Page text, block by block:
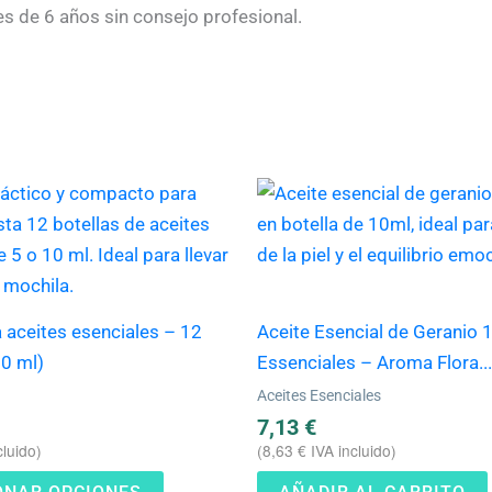
de 6 años sin consejo profesional.
aceites esenciales – 12
ml)
Este
producto
tiene
elegir
Aceite Esencial de Geranio
Essenciales – Aroma Flora...
Aceites Esenciales
7,13 €
(8,63 € IVA incluido)